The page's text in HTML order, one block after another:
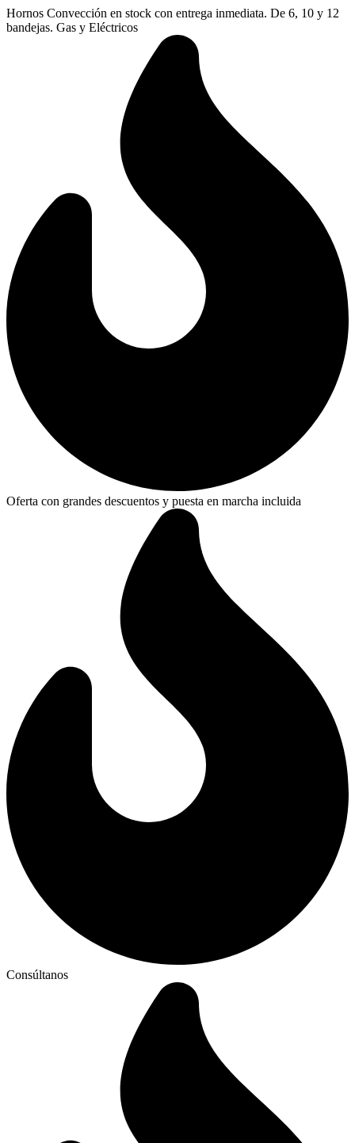
Ir
al
Hornos Convección en stock con entrega inmediata. De 6, 10 y 12
bandejas. Gas y Eléctricos
Oferta con grandes descuentos y puesta en marcha incluida
Consúltanos